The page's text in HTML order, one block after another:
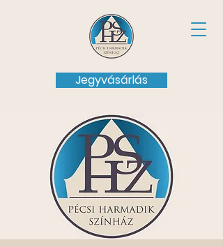
Jegyvásárlás